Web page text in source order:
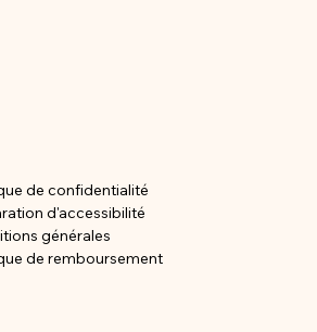
de confidentialité
d'accessibilité
générales
de remboursement